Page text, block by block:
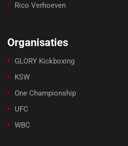
Rico Verhoeven
Organisaties
GLORY Kickboxing
KSW
One Championship
UFC
WBC